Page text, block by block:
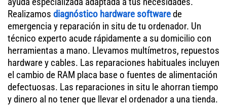
Realizamos diagnóstico hardware softwarede
emergencia y reparación in situ de tu ordenador. Un
técnico experto acude rápidamente a su domicilio con
herramientas a mano. Llevamos multímetros, repuestos
hardware y cables. Las reparaciones habituales incluyen
el cambio de RAM placa base o fuentes de alimentación
defectuosas. Las reparaciones in situ le ahorran tiempo
y dinero al no tener que llevar el ordenador a una tienda.